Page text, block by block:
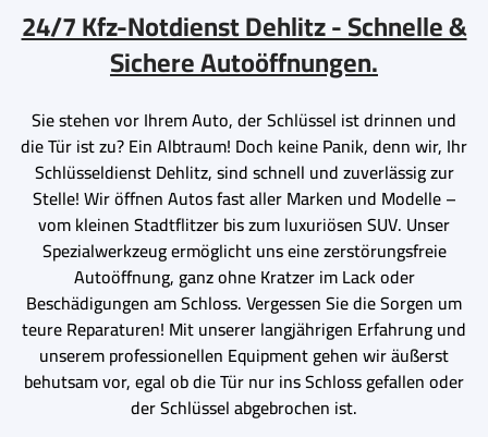
24/7 Kfz-Notdienst Dehlitz - Schnelle &
Sichere Autoöffnungen.
Sie stehen vor Ihrem Auto, der Schlüssel ist drinnen und
die Tür ist zu? Ein Albtraum! Doch keine Panik, denn wir, Ihr
Schlüsseldienst Dehlitz, sind schnell und zuverlässig zur
Stelle! Wir öffnen Autos fast aller Marken und Modelle –
vom kleinen Stadtflitzer bis zum luxuriösen SUV. Unser
Spezialwerkzeug ermöglicht uns eine zerstörungsfreie
Autoöffnung, ganz ohne Kratzer im Lack oder
Beschädigungen am Schloss. Vergessen Sie die Sorgen um
teure Reparaturen! Mit unserer langjährigen Erfahrung und
unserem professionellen Equipment gehen wir äußerst
behutsam vor, egal ob die Tür nur ins Schloss gefallen oder
der Schlüssel abgebrochen ist.